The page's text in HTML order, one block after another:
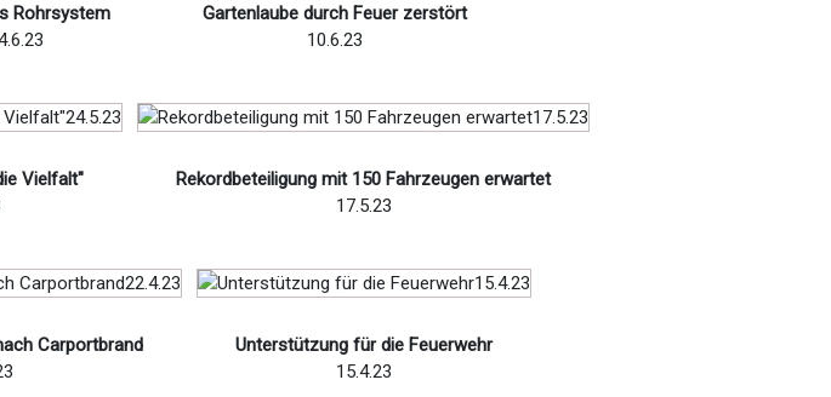
Rohrsystem
Gartenlaube durch Feuer zerstört
10.6.23
Vielfalt"
Rekordbeteiligung mit 150 Fahrzeugen erwartet
17.5.23
Carportbrand
Unterstützung für die Feuerwehr
15.4.23